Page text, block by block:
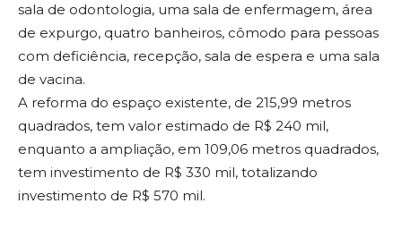
sala de odontologia, uma sala de enfermagem, área
de expurgo, quatro banheiros, cômodo para pessoas
com deficiência, recepção, sala de espera e uma sala
de vacina.
A reforma do espaço existente, de 215,99 metros
quadrados, tem valor estimado de R$ 240 mil,
enquanto a ampliação, em 109,06 metros quadrados,
tem investimento de R$ 330 mil, totalizando
investimento de R$ 570 mil.